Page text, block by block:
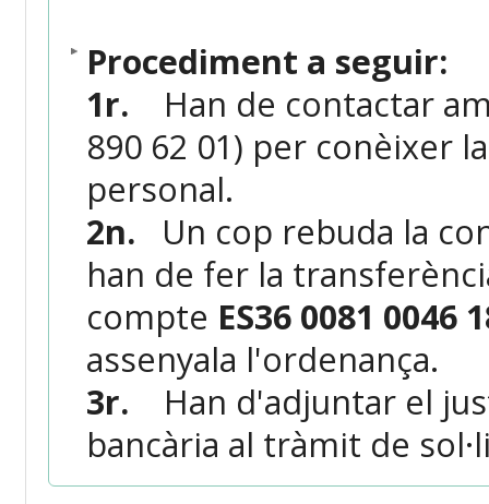
Procediment a seguir:
1r. Han de contactar
890 62 01) per conèixer
personal.
2n. Un cop rebuda la
han de fer la
compte ES36 0081 0046
assenyala l'ordenança.
3r. Han d'adjuntar el
bancària al tràmit de